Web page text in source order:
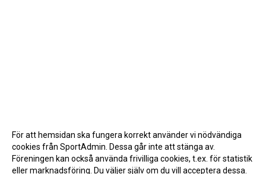
För att hemsidan ska fungera korrekt använder vi nödvändiga
cookies från SportAdmin. Dessa går inte att stänga av.
Föreningen kan också använda frivilliga cookies, t.ex. för statistik
eller marknadsföring. Du väljer själv om du vill acceptera dessa.